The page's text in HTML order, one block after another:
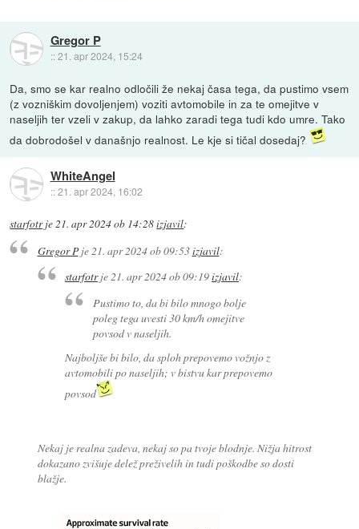
Gregor P
::21. apr 2024, 15:24
Da, smo se kar realno odločili že nekaj časa tega, da pustimo vsem
(z vozniškim dovoljenjem) voziti avtomobile in za te omejitve v
naseljih ter vzeli v zakup, da lahko zaradi tega tudi kdo umre. Tako
da dobrodošel v današnjo realnost. Le kje si tičal dosedaj?
WhiteAngel
::21. apr 2024, 16:02
starfotrje21. apr 2024 ob 14:28izjavil:
Gregor Pje 21. apr 2024 ob 09:53izjavil:
starfotrje21. apr 2024 ob 09:19izjavil:
Pustimo to, da bi bilo mnogo bolje
poleg tega uvesti 30 km/h omejitve
povsod v naseljih.
Najboljše bi bilo, da sploh prepovemo vožnjo z
avtomobili po naseljih; v bistvu kar prepovemo
povsod
Nekaj je realna zadeva, nekaj so pa tvoje blodnje. Nižja hitrost
dokazano zvišuje delež preživelih in tudi poškodbe so dosti
blažje.